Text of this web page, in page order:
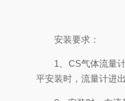
安装要求：
1、CS气体流量计
平安装时，流量计进